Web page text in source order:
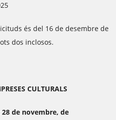
és del 16 de desembre de
dos inclosos.
CULTURALS
28 de novembre, de